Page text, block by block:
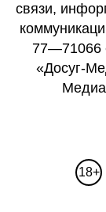
связи,
77—71066
«Досуг-
18+